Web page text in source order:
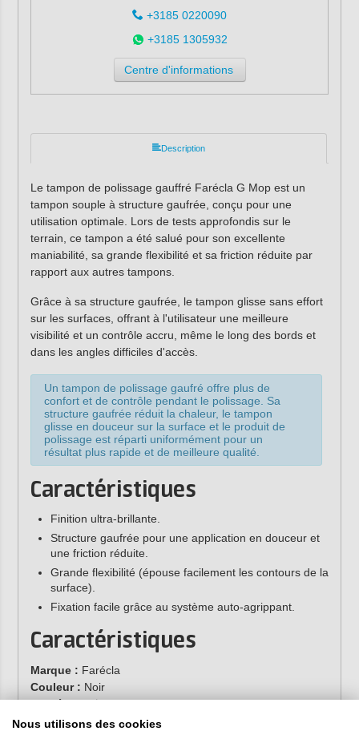
+3185 0220090
+3185 1305932
Centre d'informations
Description
Le tampon de polissage gauffré Farécla G Mop est un
tampon souple à structure gaufrée, conçu pour une
utilisation optimale. Lors de tests approfondis sur le
terrain, ce tampon a été salué pour son excellente
maniabilité, sa grande flexibilité et sa friction réduite par
rapport aux autres tampons.
Grâce à sa structure gaufrée, le tampon glisse sans effort
sur les surfaces, offrant à l'utilisateur une meilleure
visibilité et un contrôle accru, même le long des bords et
dans les angles difficiles d'accès.
Un tampon de polissage gaufré offre plus de
confort et de contrôle pendant le polissage. Sa
structure gaufrée réduit la chaleur, le tampon
glisse en douceur sur la surface et le produit de
polissage est réparti uniformément pour un
résultat plus rapide et de meilleure qualité.
Caractéristiques
Finition ultra-brillante.
Structure gaufrée pour une application en douceur et
une friction réduite.
Grande flexibilité (épouse facilement les contours de la
surface).
Fixation facile grâce au système auto-agrippant.
Caractéristiques
Marque : Farécla
Couleur : Noir
Diamètre :Ø 200 mm
Pâte à polir compatible :
Nous utilisons des cookies